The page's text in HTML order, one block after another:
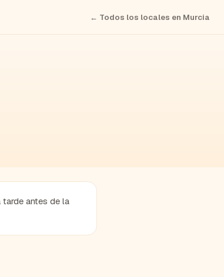
← Todos los locales en Murcia
tarde antes de la